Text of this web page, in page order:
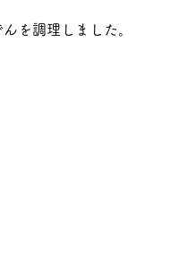
を調理しました。